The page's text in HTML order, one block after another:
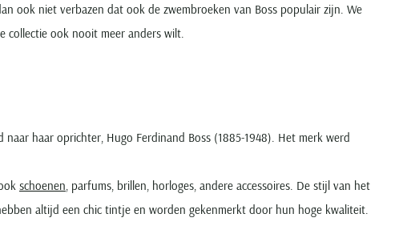
ook niet verbazen dat ook de zwembroeken van Boss populair zijn. We
collectie ook nooit meer anders wilt.
haar oprichter, Hugo Ferdinand Boss (1885-1948). Het merk werd
schoenen, parfums, brillen, horloges, andere accessoires. De stijl van het
altijd een chic tintje en worden gekenmerkt door hun hoge kwaliteit.